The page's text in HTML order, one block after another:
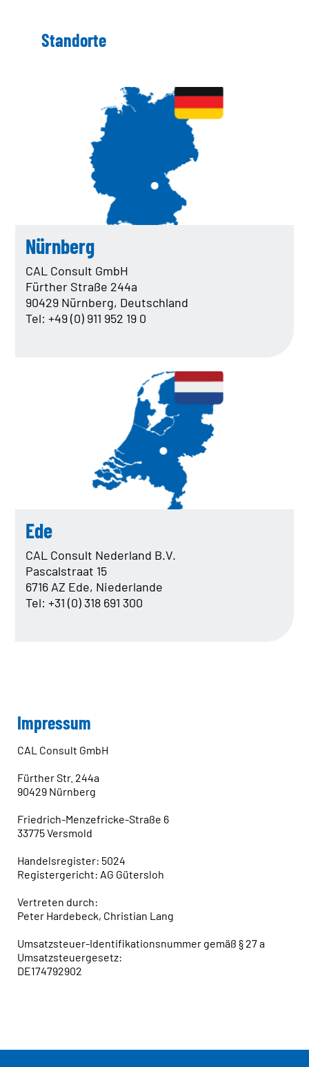
Ungarn
Board of Directors
Daten & Fakten
Firmengeschichte
IT Kompetenz
IT Leistungen
QUALITÄT
Zertifikate
REAL ESTATE
Standorte
Nürnberg
CAL Consult GmbH
Fürther Straße 244a
90429 Nürnberg, Deutschland
Tel: +49 (0) 911 952 19 0
Ede
CAL Consult Nederland B.V.
Pascalstraat 15
6716 AZ Ede, Niederlande
Tel: +31 (0) 318 691 300
Impressum
CAL Consult GmbH
Fürther Str. 244a
90429 Nürnberg
Friedrich-Menzefricke-Straße 6
33775 Versmold
Handelsregister: 5024
Registergericht: AG Gütersloh
Vertreten durch:
Peter Hardebeck, Christian Lang
Umsatzsteuer-Identifikationsnummer gemäß § 27 a
Umsatzsteuergesetz:
DE174792902